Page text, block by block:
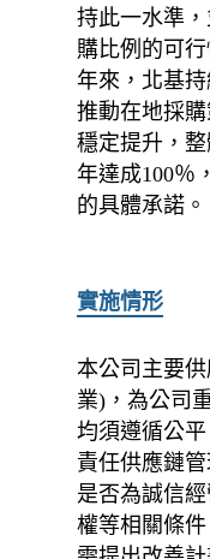
持此一水準
購比例的可
年來，北基
推動在地採
穩定提升，
年達成100％
的具體承諾。
實施情形
本公司主要
業)，為公司
均須遵循公
責任供應鏈
是否為誠信
權等相關條